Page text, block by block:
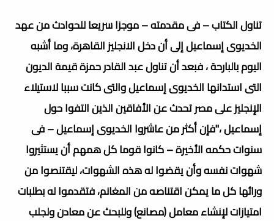
تناول الكتاب – فى مقدمته – موجزا سريعا للحوادث من عهد
الخديوى إسماعيل إلى أن دخل الانجليز القاهرة، وما أشبه
اليوم بالبارحة ، فبعد أن تناول عبد القادر حمزة قيمة الديون
التى استدانها الخديوى إسماعيل والتى كانت سببا لاستيلاء
الإنجليز على مصر تحدث عن الأفاقين الذين التفوا حول
إسماعيل ،"فإن أكثر من عاشروا الخديوى إسماعيل – فى
سنوات حكمه الأخيرة – كانوا قوما كل همهم أن يستثيروا
شهوات نفسه وأن يقضوا له هذه الشهوات، ليقتنصوا من
ورائها كل ما يمكن اقتناصه من المغانم، فتقدموا له بطلبات
امتيازات لإنشاء معامل (مصانع) وللبحث عن معادن ولجلب